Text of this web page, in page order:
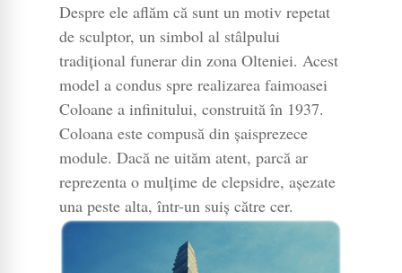
Despre ele aflăm că sunt un motiv repetat
de sculptor, un simbol al stâlpului
tradițional funerar din zona Olteniei. Acest
model a condus spre realizarea faimoasei
Coloane a infinitului, construită în 1937.
Coloana este compusă din șaisprezece
module. Dacă ne uităm atent, parcă ar
reprezenta o mulțime de clepsidre, așezate
una peste alta, într-un suiș către cer.